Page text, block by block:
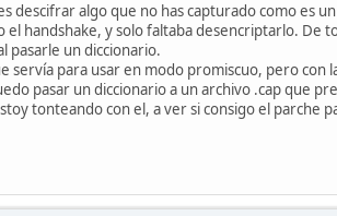
algo que no has capturado como es
handshake, y solo faltaba desencriptarlo. De
pasarle un diccionario.
para usar en modo promiscuo, pero con
pasar un diccionario a un archivo .cap que
tonteando con el, a ver si consigo el parche